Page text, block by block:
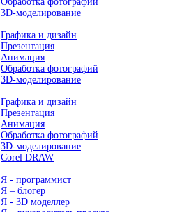
3D-моделирование
Графика и дизайн
Презентация
Анимация
Обработка фотографий
3D-моделирование
Графика и дизайн
Презентация
Анимация
Обработка фотографий
3D-моделирование
Corel DRAW
Я - программист
Я – блогер
Я - 3D моделлер